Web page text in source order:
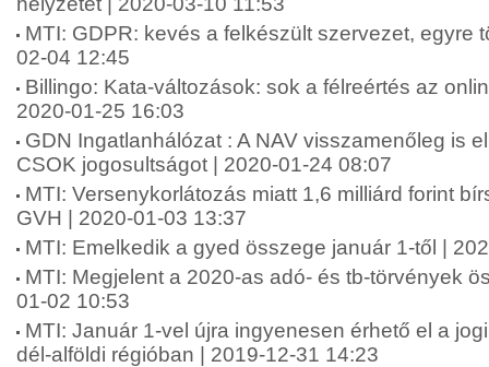
MTI: GDPR: kevés a felkészült szervezet, egyre
02-04 12:45
Billingo: Kata-változások: sok a félreértés az
2020-01-25 16:03
GDN Ingatlanhálózat : A NAV visszamenőleg is
CSOK jogosultságot | 2020-01-24 08:07
MTI: Versenykorlátozás miatt 1,6 milliárd forint
GVH | 2020-01-03 13:37
MTI: Emelkedik a gyed összege január 1-től |
MTI: Megjelent a 2020-as adó- és tb-törvények
01-02 10:53
MTI: Január 1-vel újra ingyenesen érhető el a
dél-alföldi régióban | 2019-12-31 14:23